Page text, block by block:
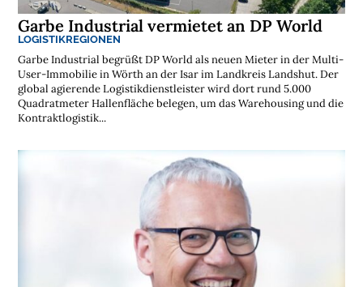
➔
j
e
t
z
t
b
o
n
n
i
e
r
e
n
Garbe Industrial vermietet an DP World
LOGISTIKREGIONEN
Garbe Industrial begrüßt DP World als neuen Mieter in der Multi-
User-Immobilie in Wörth an der Isar im Landkreis Landshut. Der
global agierende Logistikdienstleister wird dort rund 5.000
Quadratmeter Hallenfläche belegen, um das Warehousing und die
Kontraktlogistik...